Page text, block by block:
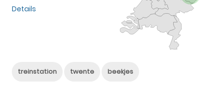
Details
treinstation twente beekjes